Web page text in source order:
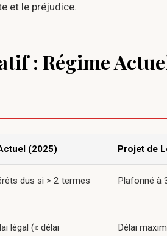
et le préjudice.
: Régime
(2025) Projet de
dus si > 2 termes
Plafonné à
légal (« délai
Délai